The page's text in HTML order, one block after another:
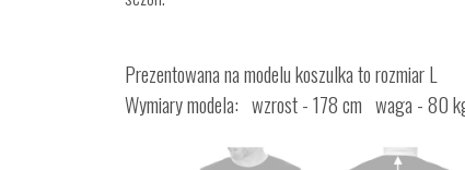
Prezentowana na modelu koszulka to rozmiar L
Wymiary modela: wzrost - 178 cm waga - 80